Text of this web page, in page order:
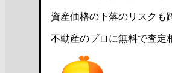
資産価格の下落のリスクも
不動産のプロに無料で査定